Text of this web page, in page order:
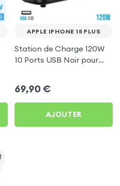
APPLE IPHONE 15 PLUS
Station de Charge 120W
10 Ports USB Noir pour
69,90 €
AJOUTER